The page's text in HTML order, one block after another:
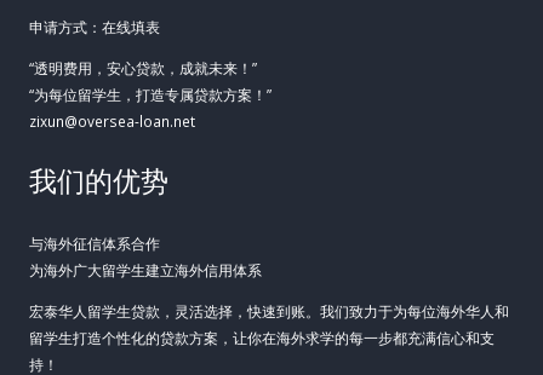
申请方式：在线填表
“透明费用，安心贷款，成就未来！”
“为每位留学生，打造专属贷款方案！”
zixun@oversea-loan.net
我们的优势
与海外征信体系合作
为海外广大留学生建立海外信用体系
宏泰华人留学生贷款，灵活选择，快速到账。我们致力于为每位海外华人和
留学生打造个性化的贷款方案，让你在海外求学的每一步都充满信心和支
持！